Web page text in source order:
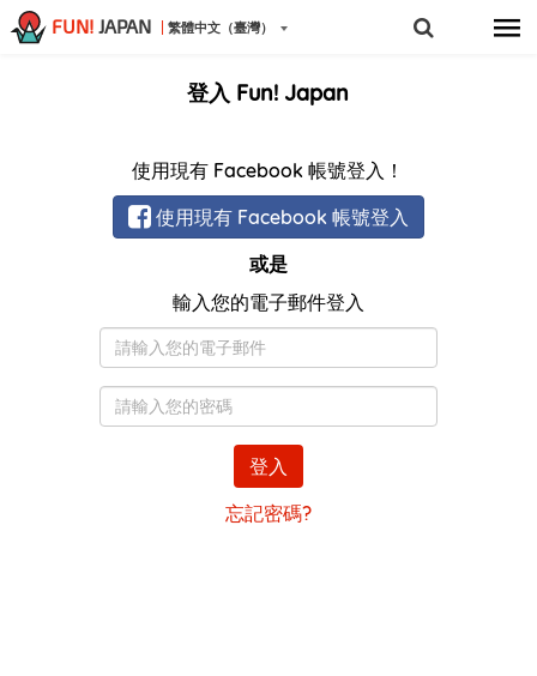
FUN! JAPAN 繁體中文（臺灣）
登入 Fun! Japan
使用現有 Facebook 帳號登入！
使用現有 Facebook 帳號登入
或是
輸入您的電子郵件登入
子
郵
碼
登入
忘記密碼?